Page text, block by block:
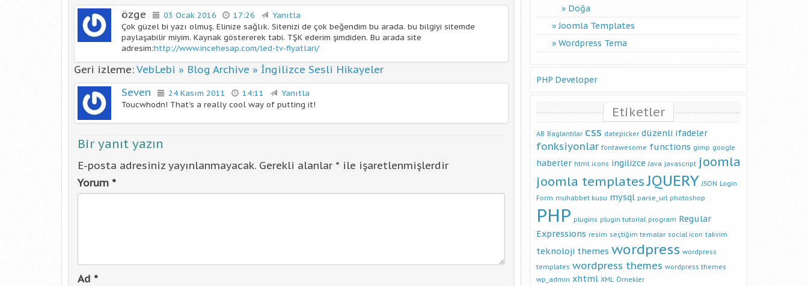
özge 03 Ocak 2016 17:26
Yanıtla
Çok güzel bi yazı olmuş. Elinize sağlık. Sitenizi de çok beğendim bu arada. bu bilgiyi sitemde
paylaşabilir miyim. Kaynak göstererek tabi. TŞK ederim şimdiden. Bu arada site
adresim:http://www.incehesap.com/led-tv-fiyatlari/
Geri izleme:VebLebi » Blog Archive » İngilizce Sesli Hikayeler
Seven
24 Kasım 2011 14:11
Yanıtla
Toucwhodn! That’s a really cool way of putting it!
Bir yanıt yazın
E-posta adresiniz yayınlanmayacak. Gerekli alanlar * ile işaretlenmişlerdir
Yorum *
Ad *
Doğa
Joomla Templates
Wordpress Tema
PHP Developer
Etiketler
AB Baglantilar css datepicker düzenli ifadeler
fonksiyonlar fontawesome functions gimp google
haberler html icons ingilizce Java javascript joomla
joomla templatesJQUERY JSON Login
Form muhabbet kusu mysql parse_url photoshop
PHP plugins plugin tutorial program Regular
Expressions resim seçtiğim temalar social icon takvim
teknoloji themes wordpress wordpress
templates wordpress themes wordpress themes
wp_admin xhtml XML Örnekler